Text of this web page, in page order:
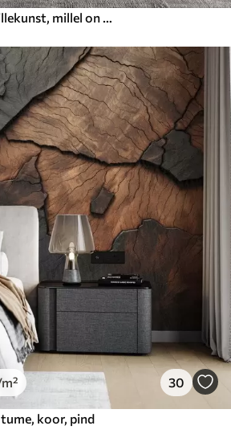
Vintage tekstuuriga lillekunst, millel on joonistusstiilis õrnad aia lilled ja lehed, pehmed pastelsed beežid ja seepia toonid
30
koor, pind